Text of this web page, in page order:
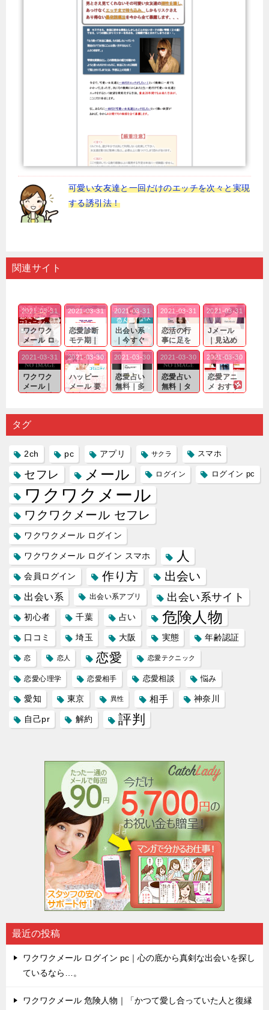
可愛い女友達と一回だけのエッチを次々と実現
する誘引法！
関連サイト
ワクワク
メール ロ
グイン pc
｜心の底
から真
剣...
2021-03-31
恋愛診断
モテ期｜
老若男女
問わ
ず…。
2021-03-31
出会い系
｜今すぐ
仲良くな
れる相手
探しをし
たいと...
2021-03-31
恋活の行
事に足を
運んでも
出会いの
チャンス
が訪れ...
2021-03-31
Jメール
｜見込め
る効果が
確実なも
のであっ
ても…...
2021-03-31
ワクワク
メール｜
り会った
人に軽...
2021-03-31
ハッピー
メール 要
するので
2021-03-30
恋愛占い
無料｜多
プリの内
2021-03-30
恋愛占い
無料｜タ
る人に恋
2021-03-30
恋愛アニ
メ おすす
雑で素人
2021-03-30
タグ
2ch pc アプリ サクラ スマホ
セフレ メール ログイン ログイン pc
ワクワクメール
ワクワクメール セフレ
ワクワクメール ログイン
ワクワクメール ログイン スマホ 人
会員ログイン 作り方 出会い
出会い系 出会い系アプリ 出会い系サイト
初心者 千葉 占い 危険人物
口コミ 埼玉 大阪 実態 年齢認証
恋 恋人 恋愛 恋愛テクニック
恋愛心理学 恋愛相手 恋愛相談 悩み
愛知 東京 異性 相手 神奈川
自己pr 解約 評判
最近の投稿
ワクワクメール ログイン pc｜心の底から真剣な出会いを探し
ているなら…。
ワクワクメール 危険人物｜「かつて愛し合っていた人と復縁